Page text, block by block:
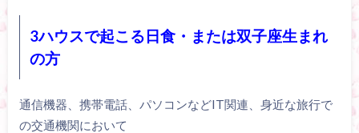
3ハウスで起こる日食・または双子座生まれ
の方
通信機器、携帯電話、パソコンなどIT関連、身近な旅行で
の交通機関において